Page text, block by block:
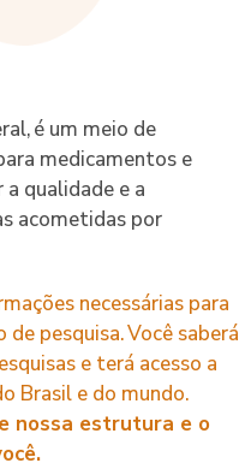
é um meio de
medicamentos e
qualidade e a
acometidas por
necessárias para
pesquisa. Você saberá
e terá acesso a
Brasil e do mundo.
nossa estrutura e o